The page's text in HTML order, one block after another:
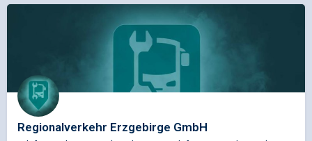
Regionalverkehr Erzgebirge GmbH